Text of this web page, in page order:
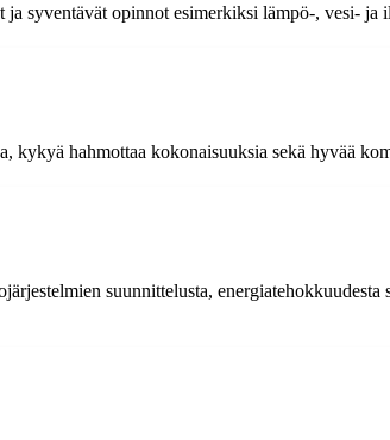
syventävät opinnot esimerkiksi lämpö-, vesi- ja
hahmottaa kokonaisuuksia sekä hyvää
suunnittelusta, energiatehokkuudesta